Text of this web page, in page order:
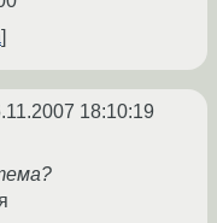
18:10:19